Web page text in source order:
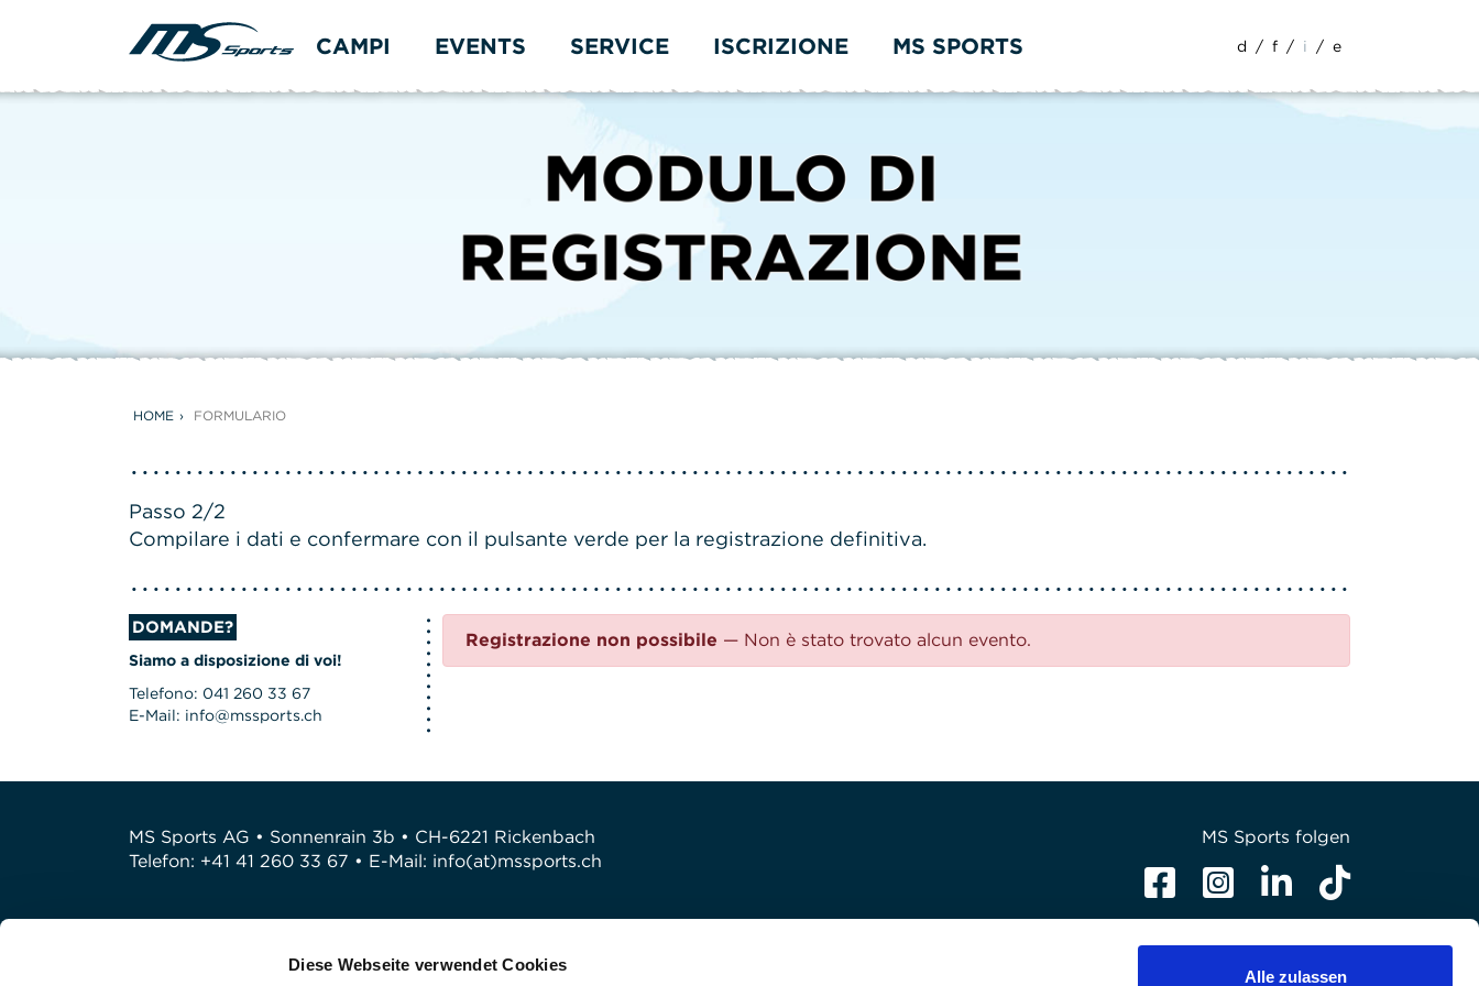
Diese Webseite verwendet Cookies
Alle zulassen
CAMPI EVENTS SERVICE ISCRIZIONE MS SPORTS d / f / i / e
HOME FORMULARIO
Passo 2/2
Compilare i dati e confermare con il pulsante verde per la registrazione definitiva.
Registrazione non possibile — Non è stato trovato alcun evento.
DOMANDE?
Siamo a disposizione di voi!
Telefono: 041 260 33 67
E-Mail: info@mssports.ch
MS Sports AG • Sonnenrain 3b • CH-6221 Rickenbach
Telefon: +41 41 260 33 67 • E-Mail: info(at)mssports.ch
MS Sports folgen